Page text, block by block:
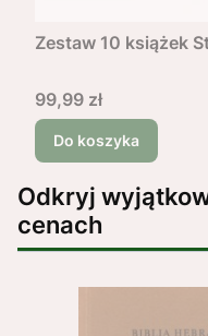
Zestaw 10 książek
Cena
99,99 zł
Do koszyka
Odkryj
cenach